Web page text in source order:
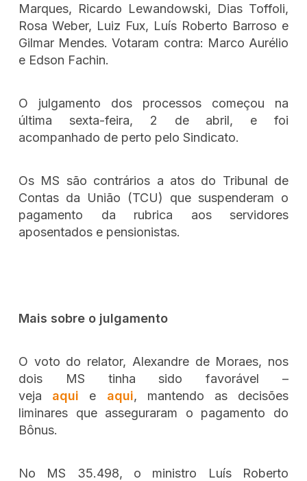
Marques, Ricardo Lewandowski, Dias Toffoli,
Rosa Weber, Luiz Fux, Luís Roberto Barroso e
Gilmar Mendes. Votaram contra: Marco Aurélio
e Edson Fachin.
O julgamento dos processos começou na
última sexta-feira, 2 de abril, e foi
acompanhado de perto pelo Sindicato.
Os MS são contrários a atos do Tribunal de
Contas da União (TCU) que suspenderam o
pagamento da rubrica aos servidores
aposentados e pensionistas.
Mais sobre o julgamento
O voto do relator, Alexandre de Moraes, nos
dois MS tinha sido favorável –
veja aqui e aqui, mantendo as decisões
liminares que asseguraram o pagamento do
Bônus.
No MS 35.498, o ministro Luís Roberto